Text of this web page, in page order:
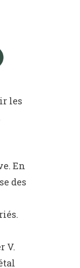
les
En
des
V.